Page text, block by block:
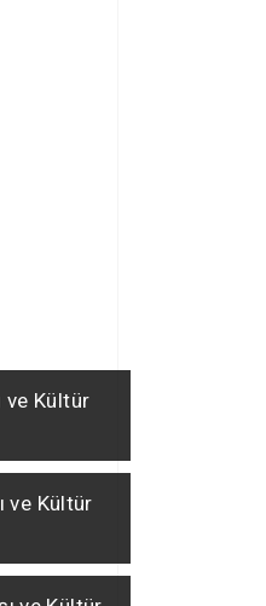
ve Kültür
ve Kültür